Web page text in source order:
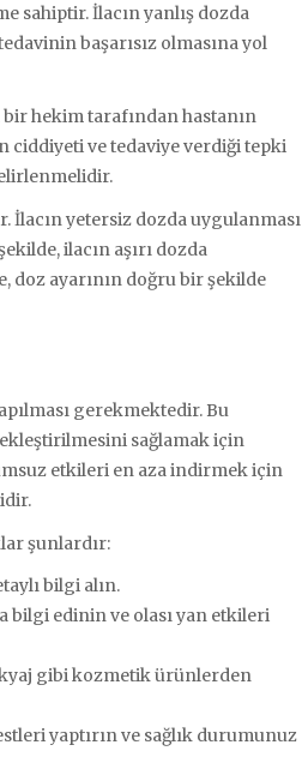
sahiptir. İlacın yanlış dozda
başarısız olmasına yol
hekim tarafından hastanın
ciddiyeti ve tedaviye verdiği tepki
İlacın yetersiz dozda uygulanması
ilacın aşırı dozda
doz ayarının doğru bir şekilde
gerekmektedir. Bu
sağlamak için
etkileri en aza indirmek için
şunlardır:
bilgi alın.
bilgi edinin ve olası yan etkileri
gibi kozmetik ürünlerden
yaptırın ve sağlık durumunuz